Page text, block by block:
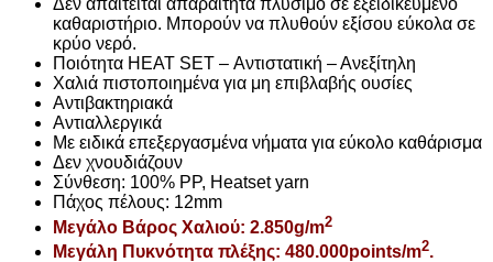
Δεν απαιτείται απαραίτητα πλύσιμο σε εξειδικευμένο
καθαριστήριο. Μπορούν να πλυθούν εξίσου εύκολα σε
κρύο νερό.
Ποιότητα HEAT SET – Αντιστατική – Ανεξίτηλη
Χαλιά πιστοποιημένα για μη επιβλαβής ουσίες
Αντιβακτηριακά
Αντιαλλεργικά
Με ειδικά επεξεργασμένα νήματα για εύκολο καθάρισμα
Δεν χνουδιάζουν
Σύνθεση: 100% PP, Heatset yarn
Πάχος πέλους: 12mm
Μεγάλο Βάρος Χαλιού: 2.850g/m2
Μεγάλη Πυκνότητα πλέξης: 480.000points/m2.